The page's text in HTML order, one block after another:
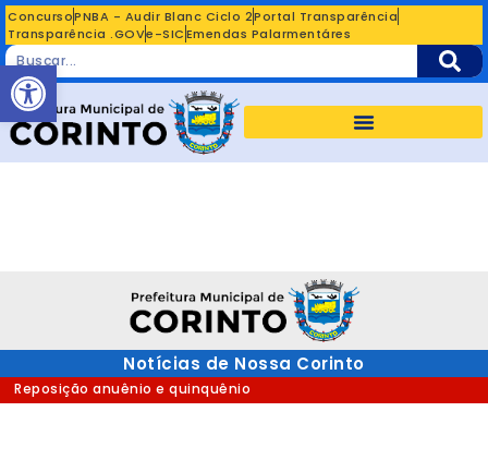
ConcursoPNBA - Audir Blanc Ciclo 2Portal Transparência
Transparência .GOVe-SICEmendas Palarmentáres
Notícias de Nossa Corinto
Reposição anuênio e quinquênio
Abrir a barra de ferramentas